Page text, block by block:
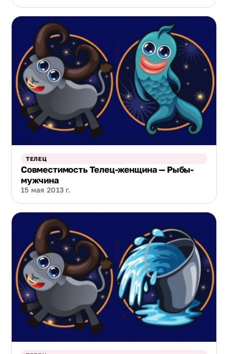
ТЕЛЕЦ
Совместимость Телец-женщина — Рыбы-
мужчина
15 мая 2013 г.